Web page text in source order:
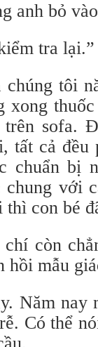
anh bỏ
tra lại.”
chúng tôi
xong
sofa.
tất cả đều
chuẩn bị
chung với
con bé
còn
hồi mẫu
Năm
Có thể